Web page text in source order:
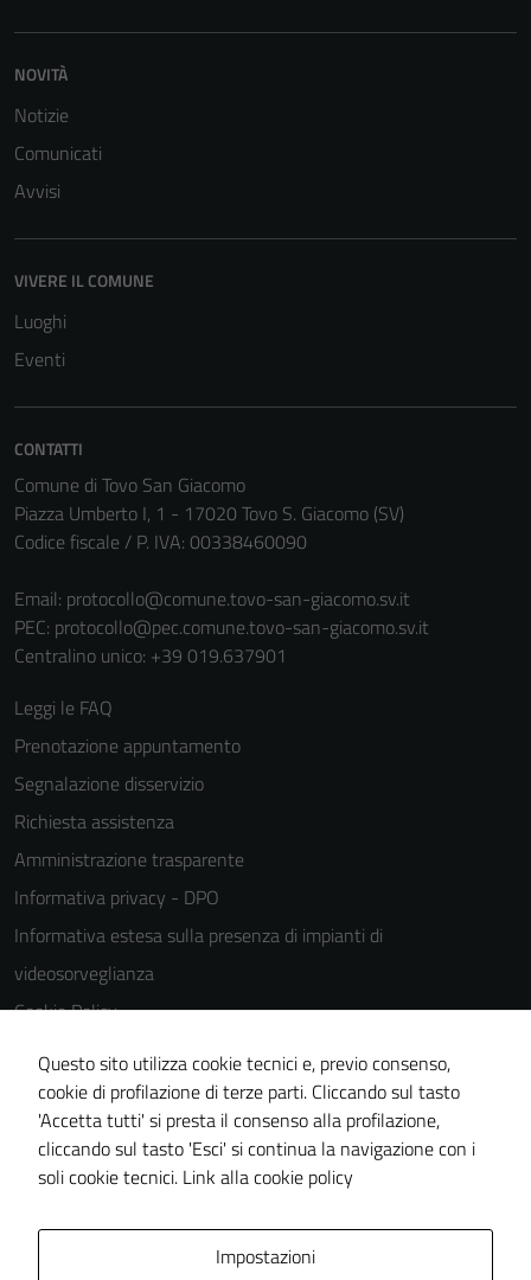
NOVITÀ
Notizie
Comunicati
Avvisi
VIVERE IL COMUNE
Luoghi
Eventi
CONTATTI
Comune di Tovo San Giacomo
Piazza Umberto I, 1 - 17020 Tovo S. Giacomo (SV)
Codice fiscale / P. IVA: 00338460090
Email: protocollo@comune.tovo-san-giacomo.sv.it
PEC: protocollo@pec.comune.tovo-san-giacomo.sv.it
Centralino unico: +39 019.637901
Leggi le FAQ
Prenotazione appuntamento
Segnalazione disservizio
Richiesta assistenza
Amministrazione trasparente
Informativa privacy - DPO
Informativa estesa sulla presenza di impianti di
videosorveglianza
Cookie Policy
Note legali
Dichiarazione di accessibilità
Piano di miglioramento del sito
Statistiche sito web
Questo sito utilizza cookie tecnici e, previo consenso,
cookie di profilazione di terze parti. Cliccando sul tasto
'Accetta tutti' si presta il consenso alla profilazione,
cliccando sul tasto 'Esci' si continua la navigazione con i
soli cookie tecnici. Link alla cookie policy
Impostazioni